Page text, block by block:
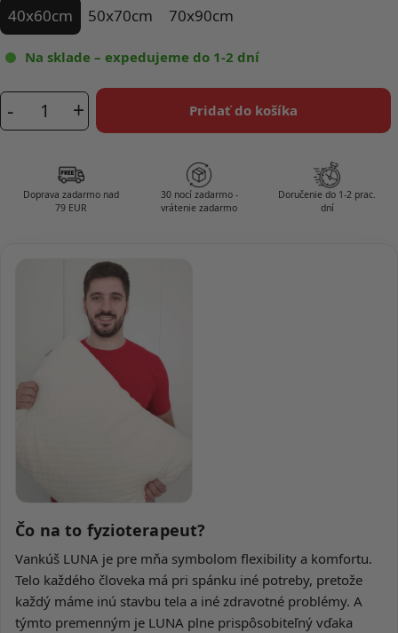
40x60cm 50x70cm 70x90cm
Na sklade – expedujeme do 1-2 dní
množstvo
Vankúš
Luna
- + Pridať do košíka
Doprava zadarmo nad
79 EUR
30 nocí zadarmo -
vrátenie zadarmo
Doručenie do 1-2 prac.
dní
Čo na to fyzioterapeut?
Vankúš LUNA je pre mňa symbolom flexibility a komfortu.
Telo každého človeka má pri spánku iné potreby, pretože
každý máme inú stavbu tela a iné zdravotné problémy. A
týmto premenným je LUNA plne prispôsobiteľný vďaka